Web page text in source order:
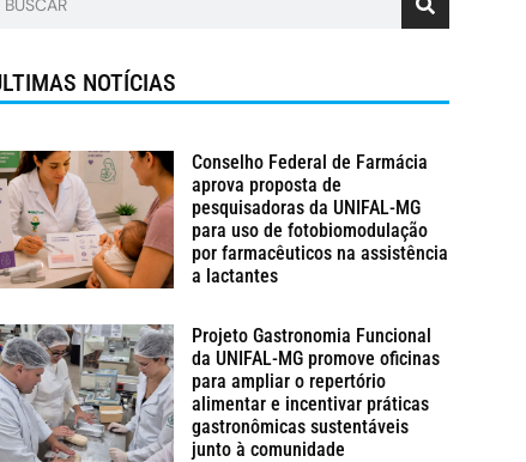
NOTÍCIAS
Conselho Federal de Farmácia
aprova proposta de
pesquisadoras da UNIFAL-MG
para uso de fotobiomodulação
por farmacêuticos na assistência
a lactantes
Projeto Gastronomia Funcional
da UNIFAL-MG promove oficinas
para ampliar o repertório
alimentar e incentivar práticas
gastronômicas sustentáveis
junto à comunidade